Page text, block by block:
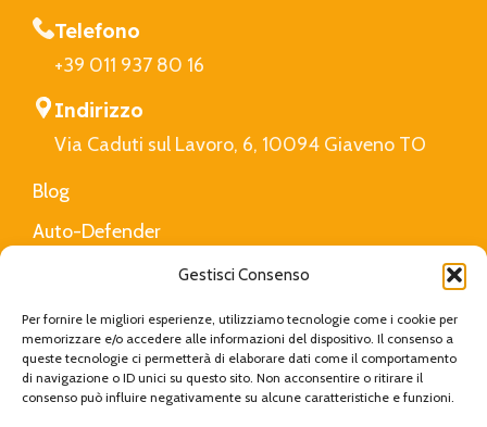
Gestisci Consenso
Per fornire le migliori esperienze, utilizziamo tecnologie come i cookie per
memorizzare e/o accedere alle informazioni del dispositivo. Il consenso a
queste tecnologie ci permetterà di elaborare dati come il comportamento
di navigazione o ID unici su questo sito. Non acconsentire o ritirare il
consenso può influire negativamente su alcune caratteristiche e funzioni.
Telefono
+39 011 937 80 16
Indirizzo
Via Caduti sul Lavoro, 6, 10094 Giaveno TO
Blog
Auto-Defender
Privacy Policy
CucciolottaCreated with Love byViva Digital|